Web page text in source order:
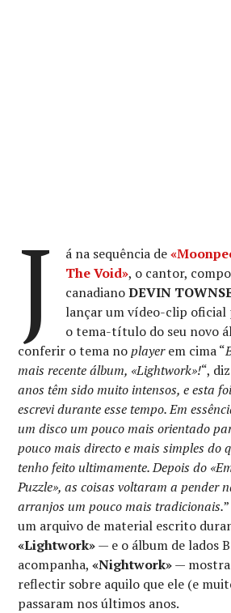
J á na sequência de
The Void», o cantor,
canadianoDEVIN
lançar um vídeo-clip oficial
o tema-título do seu novo
conferir o tema noplayerem cima “
mais recente álbum, «Lightwork»!“,
anos têm sido muito intensos, e esta
escrevi durante esse tempo. Em
um disco um pouco mais orientado
pouco mais directo e mais simples do
tenho feito ultimamente. Depois do
Puzzle», as coisas voltaram a pender
arranjos um pouco mais tradicionais.
um arquivo de material escrito
«Lightwork»— e o álbum de lados
acompanha,«Nightwork»— mostra
reflectir sobre aquilo que ele (e
passaram nos últimos anos.